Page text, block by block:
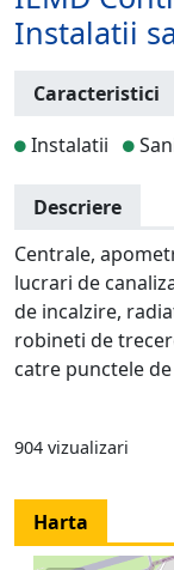
Instalatii
Caracteristici
Instalatii
Descriere
Centrale,
lucrari de
de incalzire,
robineti de
catre punctele
904 vizualizari
Harta